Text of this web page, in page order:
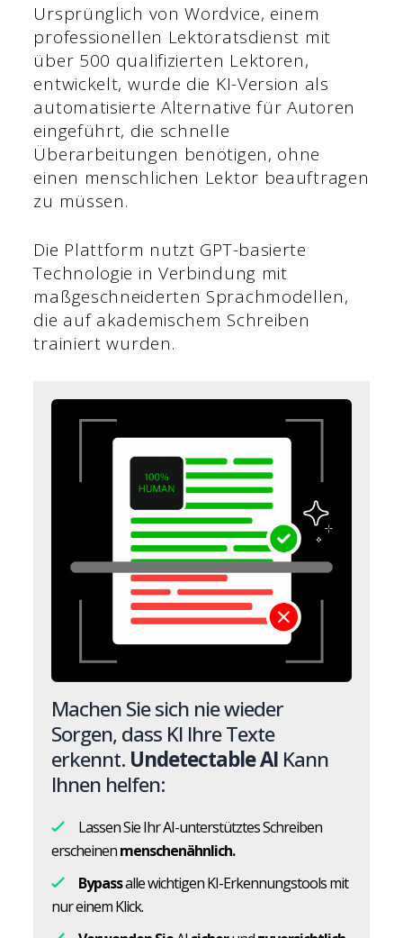
Ursprünglich von Wordvice, einem
professionellen Lektoratsdienst mit
über 500 qualifizierten Lektoren,
entwickelt, wurde die KI-Version als
automatisierte Alternative für Autoren
eingeführt, die schnelle
Überarbeitungen benötigen, ohne
einen menschlichen Lektor beauftragen
zu müssen.
Die Plattform nutzt GPT-basierte
Technologie in Verbindung mit
maßgeschneiderten Sprachmodellen,
die auf akademischem Schreiben
trainiert wurden.
Machen Sie sich nie wieder
Sorgen, dass KI Ihre Texte
erkennt. Undetectable AI Kann
Ihnen helfen:
Lassen Sie Ihr AI-unterstütztes Schreiben
erscheinenmenschenähnlich.
Bypassalle wichtigen KI-Erkennungstools mit
nur einem Klick.